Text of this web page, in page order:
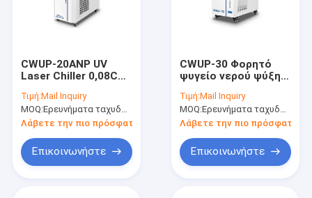
CWUP-20ANP UV
Laser Chiller 0,08C
ψύξης νερού
ακριβείας για
πικοδευτερόλεπτο
Τιμή:Mail Inquiry
MOQ:Ερευνήματα ταχυδρομείου
Λάβετε την πιο πρόσφατη τιμή
Επικοινωνήστε
CWUP-30 Φορητό
ψυγείο νερού ψύξης
ψυγείο Modbus 485
Τιμή:Mail Inquiry
MOQ:Ερευνήματα ταχυδρομείου
Λάβετε την πιο πρόσφατη
Επικοινωνήστε